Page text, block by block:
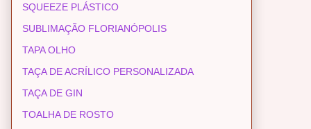
SQUEEZE PLÁSTICO
SUBLIMAÇÃO FLORIANÓPOLIS
TAPA OLHO
TAÇA DE ACRÍLICO PERSONALIZADA
TAÇA DE GIN
TOALHA DE ROSTO